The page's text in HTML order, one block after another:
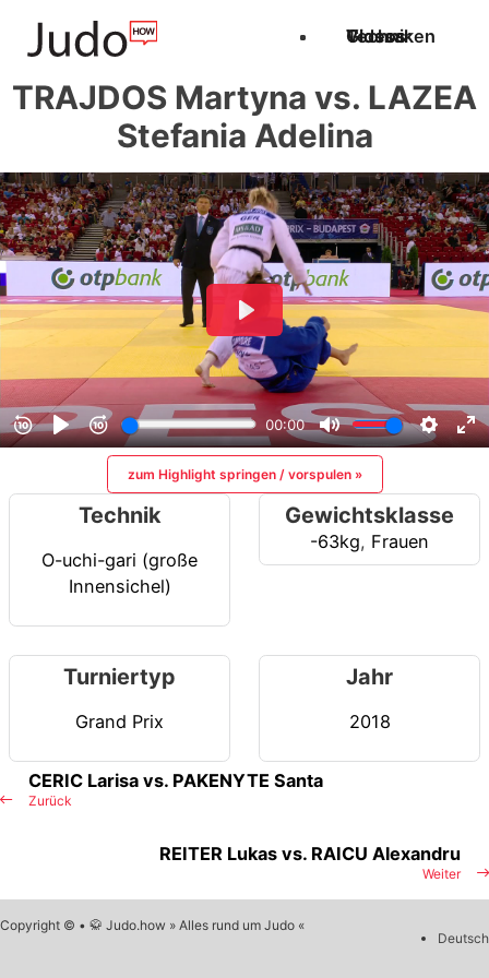
Techniken
Videos
Glossar
TRAJDOS Martyna vs. LAZEA
Stefania Adelina
zum Highlight springen / vorspulen »
Technik
O-uchi-gari (große
Innensichel)
Gewichtsklasse
-63kg, Frauen
Turniertyp
Grand Prix
Jahr
2018
Zurück
CERIC Larisa vs. PAKENYTE Santa
Weiter
REITER Lukas vs. RAICU Alexandru
Copyright © • 🥋 Judo.how » Alles rund um Judo «
Deutsch